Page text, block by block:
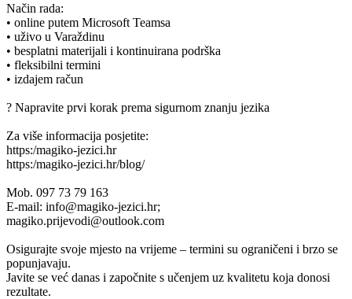
Način rada:
• online putem Microsoft Teamsa
• uživo u Varaždinu
• besplatni materijali i kontinuirana podrška
• fleksibilni termini
• izdajem račun
? Napravite prvi korak prema sigurnom znanju jezika
Za više informacija posjetite:
https:/magiko-jezici.hr
https:/magiko-jezici.hr/blog/
Mob. 097 73 79 163
E-mail: info@magiko-jezici.hr;
magiko.prijevodi@outlook.com
Osigurajte svoje mjesto na vrijeme – termini su ograničeni i brzo se
popunjavaju.
Javite se već danas i započnite s učenjem uz kvalitetu koja donosi
rezultate.